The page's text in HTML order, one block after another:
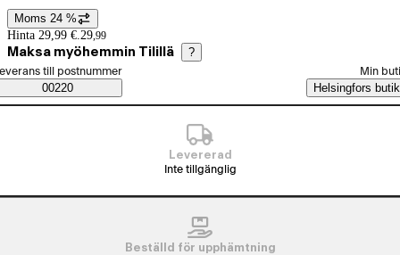
Prisinformation
Moms 24 %
Hinta 29,99 €. 29,99
Maksa myöhemmin Tilillä ?
Saatavuustiedot
beställningssätt
till postnummer
00220
Min
Helsingfors butik
Levererad
Inte tillgänglig
Beställd för upphämtning